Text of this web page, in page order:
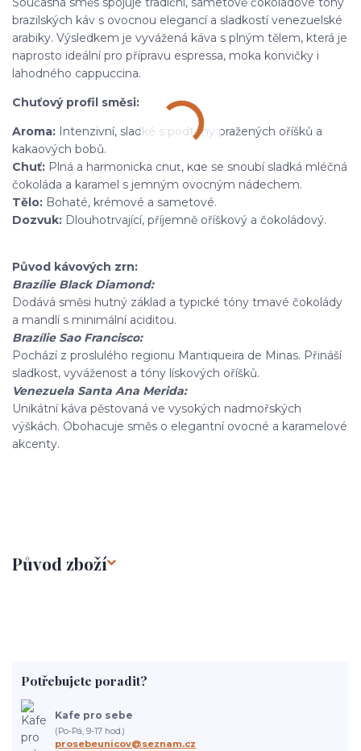
brazilských káv s ovocnou elegancí a sladkostí venezuelské
arabiky. Výsledkem je vyvážená káva s plným tělem, která je
naprosto ideální pro přípravu espressa, moka konvičky i
lahodného cappuccina.
Chuťový profil směsi:
Aroma: Intenzivní, sladké s podtóny pražených oříšků a
kakaových bobů.
Chuť: Plná a harmonická chuť, kde se snoubí sladká mléčná
čokoláda a karamel s jemným ovocným nádechem.
Tělo: Bohaté, krémové a sametové.
Dozvuk: Dlouhotrvající, příjemně oříškový a čokoládový.
Původ kávových zrn:
Brazílie Black Diamond:
Dodává směsi hutný základ a typické tóny tmavé čokolády
a mandlí s minimální aciditou.
Brazílie Sao Francisco:
Pochází z proslulého regionu Mantiqueira de Minas. Přináší
sladkost, vyváženost a tóny lískových oříšků.
Venezuela Santa Ana Merida:
Unikátní káva pěstovaná ve vysokých nadmořských
výškách. Obohacuje směs o elegantní ovocné a karamelové
akcenty.
Původ zboží
Potřebujete poradit?
Kafe pro sebe
(Po-Pá, 9-17 hod.)
prosebeunicov@seznam.cz